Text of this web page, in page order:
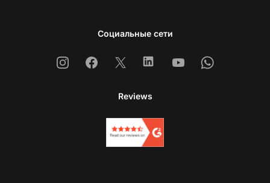
Социальные сети
InstagramFacebook
X LinkedinYoutubeWhatsapp
Reviews